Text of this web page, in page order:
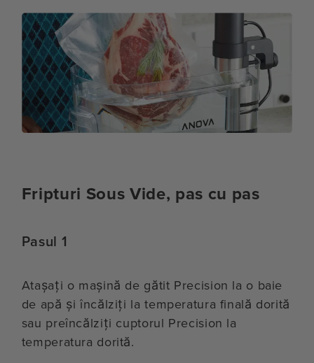
Fripturi Sous Vide, pas cu pas
Pasul 1
Atașați o mașină de gătit Precision la o baie
de apă și încălziți la temperatura finală dorită
sau preîncălziți cuptorul Precision la
temperatura dorită.